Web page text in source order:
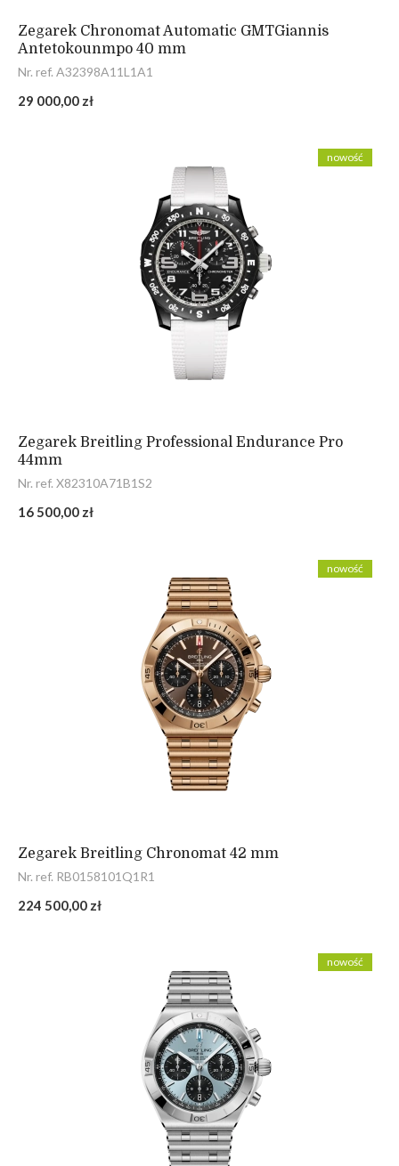
Zegarek Chronomat Automatic GMTGiannis
Antetokounmpo 40 mm
Nr. ref. A32398A11L1A1
29 000,00 zł
Zegarek Breitling Professional Endurance Pro
44mm
Nr. ref. X82310A71B1S2
16 500,00 zł
nowość
Zegarek Breitling Chronomat 42 mm
Nr. ref. RB0158101Q1R1
224 500,00 zł
nowość
nowość